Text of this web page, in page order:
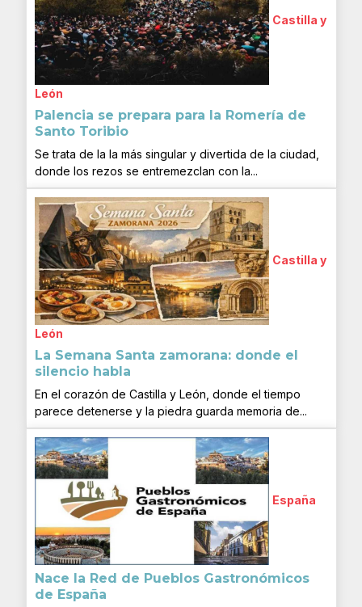
Castilla y
León
Palencia se prepara para la Romería de
Santo Toribio
Se trata de la la más singular y divertida de la ciudad,
donde los rezos se entremezclan con la...
Castilla y
León
La Semana Santa zamorana: donde el
silencio habla
En el corazón de Castilla y León, donde el tiempo
parece detenerse y la piedra guarda memoria de...
España
Nace la Red de Pueblos Gastronómicos
de España